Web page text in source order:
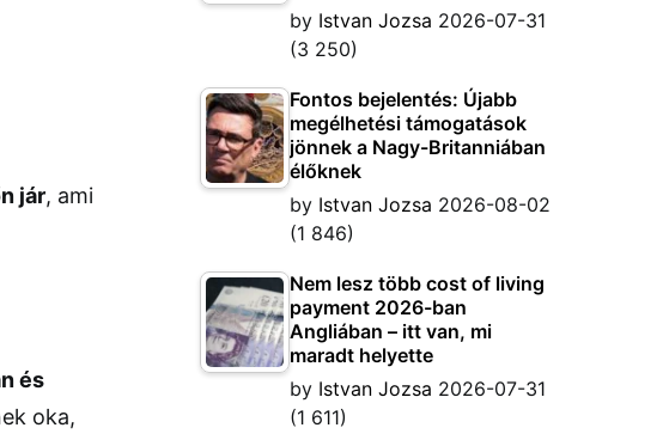
jár, ami
és
oka,
by Istvan Jozsa 2026-07-31
(3 250)
Fontos bejelentés: Újabb
megélhetési támogatások
jönnek a Nagy-Britanniában
élőknek
by Istvan Jozsa 2026-08-02
(1 846)
Nem lesz több cost of living
payment 2026-ban
Angliában – itt van, mi
maradt helyette
by Istvan Jozsa 2026-07-31
(1 611)